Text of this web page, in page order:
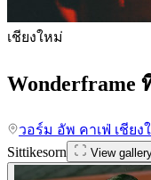
เชียงใหม่
Wonderframe
วอร์ม อัพ คาเฟ่ เชียง
Sittikesorn
View